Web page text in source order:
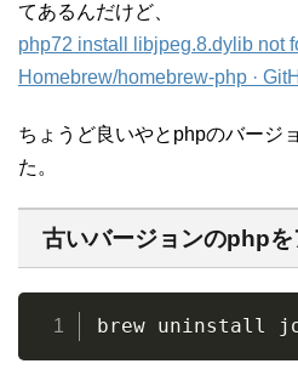
てあるんだけど、
php72 install libjpeg.8.dylib not
Homebrew/homebrew-php ·
ちょうど良いやとphpのバージ
た。
古いバージョンのphp
brew uninstall